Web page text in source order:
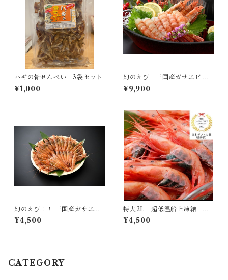
ハギの骨せんべい 3袋セット
¥1,000
幻のえび 三国産ガサエビ 極
セット
¥9,900
幻のえび！！ 三国産ガサエビ
大〜中サイズ約600g(30〜40
尾)
¥4,500
特大2L 超低温船上凍結 三
國産甘えび
¥4,500
CATEGORY